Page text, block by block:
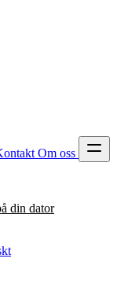
Om oss
din dator